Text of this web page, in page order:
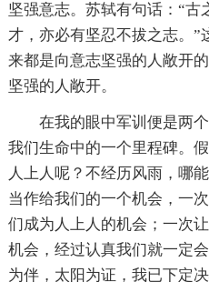
坚强意志。苏轼有句话：“古
才，亦必有坚忍不拔之志。”
来都是向意志坚强的人敞开
坚强的人敞开。
在我的眼中军训便是两个
我们生命中的一个里程碑。
人上人呢？不经历风雨，哪
当作给我们的一个机会，一
们成为人上人的机会；一次
机会，经过认真我们就一定
为伴，太阳为证，我已下定